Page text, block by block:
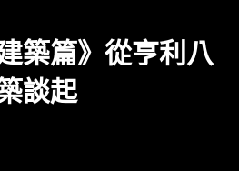
築篇》從亨利八
談起